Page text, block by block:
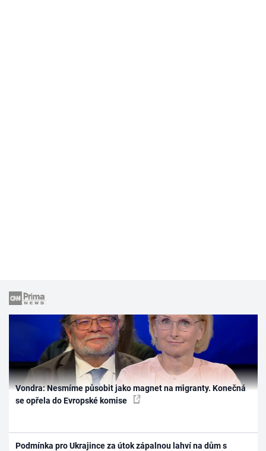
Vondra: Nesmíme působit jako magnet na migranty. Konečná
se opřela do Evropské komise
Podmínka pro Ukrajince za útok zápalnou lahví na dům s